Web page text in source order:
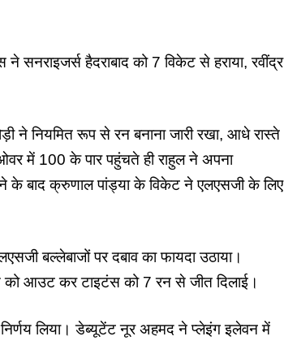
हैदराबाद को 7 विकेट से हराया, रवींद्र
ने नियमित रूप से रन बनाना जारी रखा, आधे रास्ते
में 100 के पार पहुंचते ही राहुल ने अपना
के बाद क्रुणाल पांड्या के विकेट ने एलएसजी के लिए
बल्लेबाजों पर दबाव का फायदा उठाया।
को आउट कर टाइटंस को 7 रन से जीत दिलाई।
लिया। डेब्यूटेंट नूर अहमद ने प्लेइंग इलेवन में